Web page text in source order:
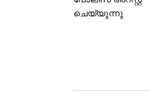
ചെയ്യുന്നു